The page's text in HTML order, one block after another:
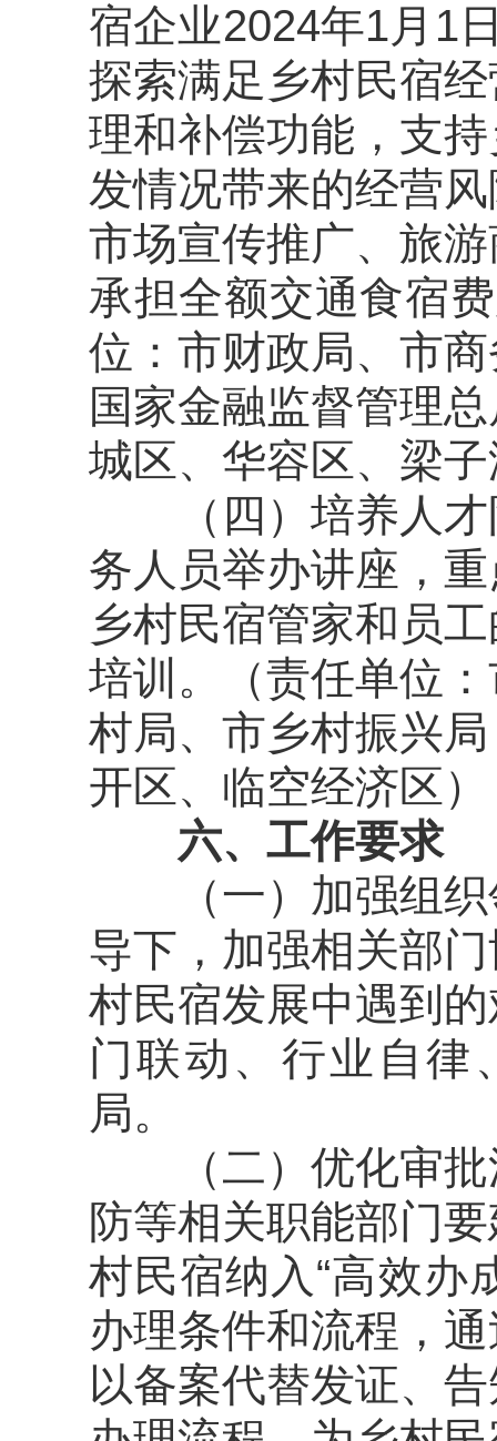
宿企业2024年1月1
探索满足乡村民宿
理和补偿功能，支
发情况带来的经营
市场宣传推广、 旅
承担全额交通食宿
位：市财政局、 市
国家金融监督管理
城区、华容区、梁
（ 四）培养人
务人员举办讲座，
乡村民宿管家和员
培训。
（责任单位
村局、 市乡村振兴局
开区、临空经济区）
六、 工作要求
（一）加强组
导下，加强相关部
村民宿发展中遇到
门联动、行业自律
局。
（二） 优化审
防等相关职能部门
村民宿纳入“高效办
办理条件和流程，
以备案代替发证、